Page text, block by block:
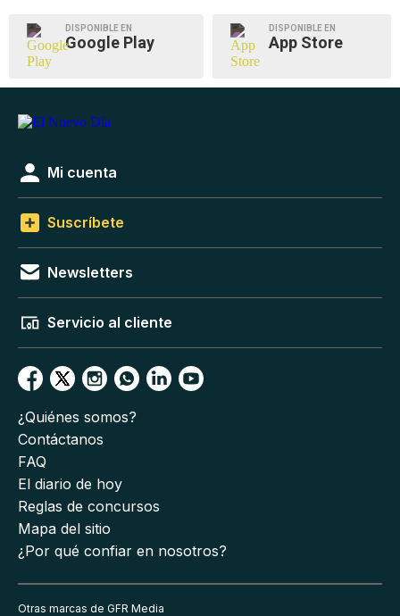
DISPONIBLE EN
Google Play
DISPONIBLE EN
App Store
Mi cuenta
Suscríbete
Newsletters
Servicio al cliente
¿Quiénes somos?
Contáctanos
FAQ
El diario de hoy
Reglas de concursos
Mapa del sitio
¿Por qué confiar en nosotros?
Otras marcas de GFR Media